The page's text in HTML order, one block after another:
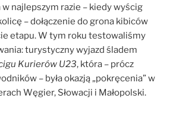
najlepszym razie – kiedy wyścig
– dołączenie do grona kibiców
etapu. W tym roku testowaliśmy
turystyczny wyjazd śladem
Kurierów U23, która – prócz
– była okazją „pokręcenia” w
Węgier, Słowacji i Małopolski.